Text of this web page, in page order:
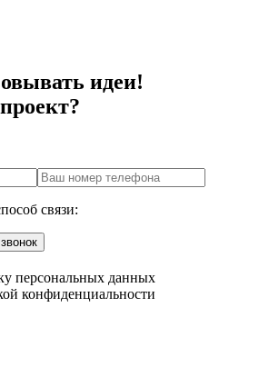
идеи!
связи:
звонок
персональных данных
конфиденциальности